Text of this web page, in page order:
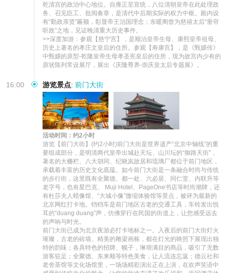
乾清宫的政治中心地位。自雍正至宣统，八位清朝皇帝在此处理政
务、召见臣工、批阅奏章，是清代中后期实际的权力中枢。殿内设
有“勤政亲贤”匾额，彰显帝王治国理念；东暖阁曾为慈禧太后“垂帘
听政”之地，见证晚清重大历史事件。
>>深度加游：参观【慈宁宫】，是顺治皇帝生母、康熙皇帝祖母、
历史上著名的孝庄文皇后的住所。参观【寿康宫】，是《甄嬛传》
中甄嬛的原型-乾隆皇帝生母孝圣宪皇后的住所，现为故宫内少有的
原状陈列常设展厅，展出《庆隆尊养-崇庆皇太后专题展》。
16:00 游览景点: 前门大街
活动时间：约2小时
游览【前门大街】(约2小时)前门大街是世界遗产“北京中轴线”的重
要组成部分，是明清两代皇帝出城赴天坛、山川坛的“御路天街”，
著名的大栅栏、八大胡同、纪晓岚故居和琉璃厂都位于前门地区，
承载着丰富的历史文化底蕴。如今前门大街是一条融合时尚与传统
的步行街，这里既有全聚德、都一处、六必居、同仁堂、内联升等
老字号，也有星巴克、 Muji Hotel、PageOne书店等时尚潮牌，还
有杜莎夫人蜡像馆、“大城小像”微缩体验馆等景点，被评为最新的
北京网红打卡地。铛铛车是前门地区古老的交通工具，车铃发出悦
耳的“duang duang”声，仿佛穿行在民国的街道上，让您感受远去
的声响与时光。
前门大街已成为北京夜游必打卡地标之一。入夜后的前门大街灯火
璀璨，古老的砖墙、精美的雕梁画栋，都在灯光的映照下展现出独
特的韵味；各具特色的招牌、幌子，琳琅满目的商品，吸引了无数
游客驻足；全聚德、东来顺等特色美食，让人流连忘返；德云社和
老舍茶馆等文化场馆里，一场场精彩演出正在上演，在欢声笑语中